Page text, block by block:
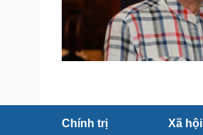
Chính trị Xã hội